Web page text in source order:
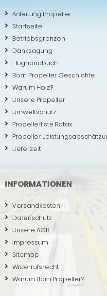
Anleitung Propeller
Startseite
Betriebsgrenzen
Danksagung
Flughandbuch
Born Propeller Geschichte
Warum Holz?
Unsere Propeller
Umweltschutz
Propellerliste Rotax
Propeller
Lieferzeit
INFORMATIONEN
Versandkosten
Datenschutz
Unsere AGB
Impressum
Sitemap
Widerrufsrecht
Warum Born Propeller?